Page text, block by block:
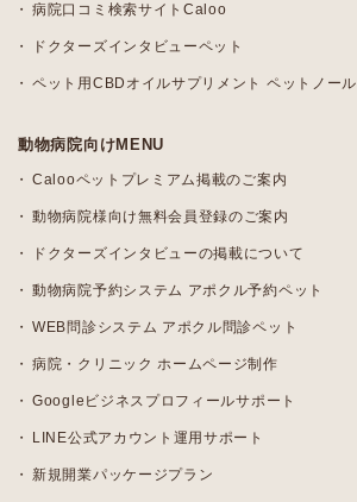
病院口コミ検索サイトCaloo
ドクターズインタビューペット
ペット用CBDオイルサプリメント ペットノール
動物病院向けMENU
Calooペットプレミアム掲載のご案内
動物病院様向け無料会員登録のご案内
ドクターズインタビューの掲載について
動物病院予約システム アポクル予約ペット
WEB問診システム アポクル問診ペット
病院・クリニック ホームページ制作
Googleビジネスプロフィールサポート
LINE公式アカウント運用サポート
新規開業パッケージプラン